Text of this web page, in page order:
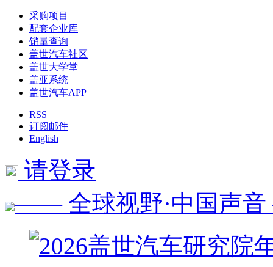
采购项目
配套企业库
销量查询
盖世汽车社区
盖世大学堂
盖亚系统
盖世汽车APP
RSS
订阅邮件
English
请登录
—— 全球视野·中国声